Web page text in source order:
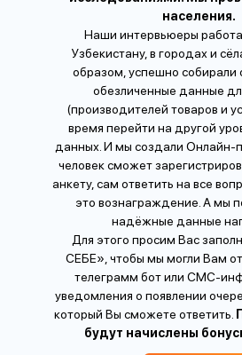
населения.
Наши интервьюеры
Узбекистану, в городах и
образом, успешно
обезличенные данные
(производителей товаров и
время перейти на другой
данных. И мы создали Онлайн-
человек сможет
анкету, сам ответить на все
это вознаграждение. А мы
надёжные данные
Для этого просим Вас
СЕБЕ», чтобы мы могли Вам
телеграмм бот или СМС-
уведомления о появлении
который Вы сможете ответить.
будут начислены